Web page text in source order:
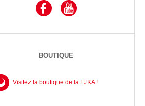
BOUTIQUE
Visitez la boutique de la FJKA !